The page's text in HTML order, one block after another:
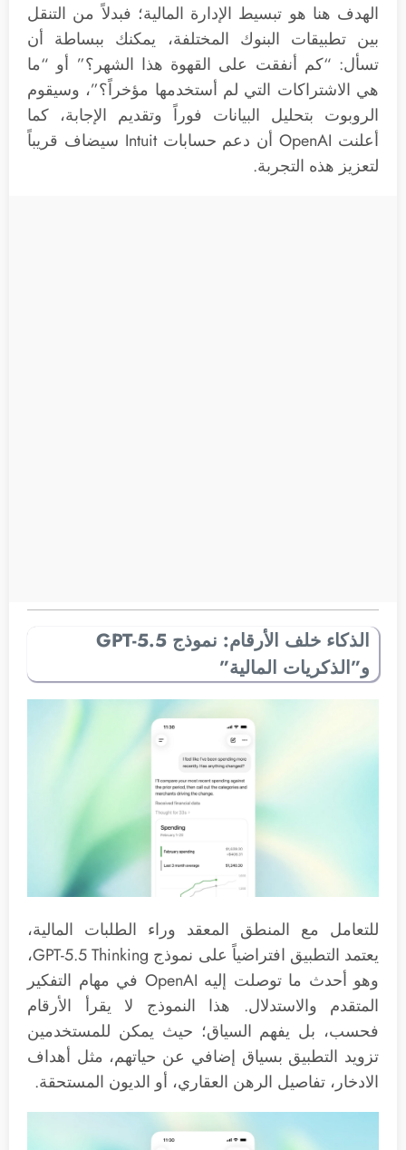
الهدف هنا هو تبسيط الإدارة المالية؛ فبدلاً من التنقل
بين تطبيقات البنوك المختلفة، يمكنك ببساطة أن
تسأل: “كم أنفقت على القهوة هذا الشهر؟” أو “ما
هي الاشتراكات التي لم أستخدمها مؤخراً؟”، وسيقوم
الروبوت بتحليل البيانات فوراً وتقديم الإجابة، كما
أعلنت OpenAI أن دعم حسابات Intuit سيضاف قريباً
لتعزيز هذه التجربة.
الذكاء خلف الأرقام: نموذج GPT-5.5
و”الذكريات المالية”
للتعامل مع المنطق المعقد وراء الطلبات المالية،
يعتمد التطبيق افتراضياً على نموذج GPT-5.5 Thinking،
وهو أحدث ما توصلت إليه OpenAI في مهام التفكير
المتقدم والاستدلال. هذا النموذج لا يقرأ الأرقام
فحسب، بل يفهم السياق؛ حيث يمكن للمستخدمين
تزويد التطبيق بسياق إضافي عن حياتهم، مثل أهداف
الادخار، تفاصيل الرهن العقاري، أو الديون المستحقة.